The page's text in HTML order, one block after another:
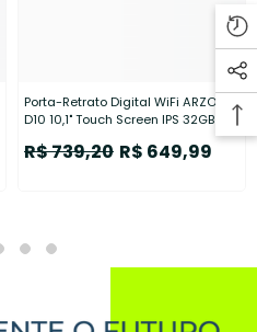
Porta-Retrato Digital WiFi ARZOPA
D10 10,1" Touch Screen IPS 32GB |
R$ 739,20 R$ 649,99